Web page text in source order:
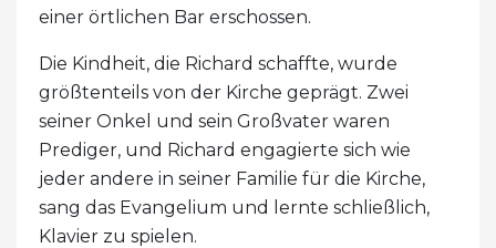
einer örtlichen Bar erschossen.
Die Kindheit, die Richard schaffte, wurde
größtenteils von der Kirche geprägt. Zwei
seiner Onkel und sein Großvater waren
Prediger, und Richard engagierte sich wie
jeder andere in seiner Familie für die Kirche,
sang das Evangelium und lernte schließlich,
Klavier zu spielen.